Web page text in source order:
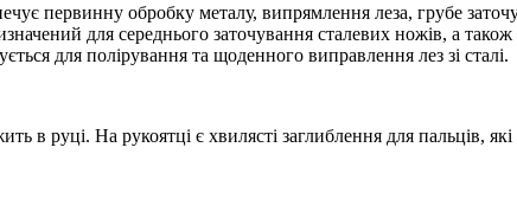
первинну обробку металу, випрямлення леза, грубе
для середнього заточування сталевих ножів, а
для полірування та щоденного виправлення лез зі сталі.
в руці. На рукоятці є хвилясті заглиблення для пальців,